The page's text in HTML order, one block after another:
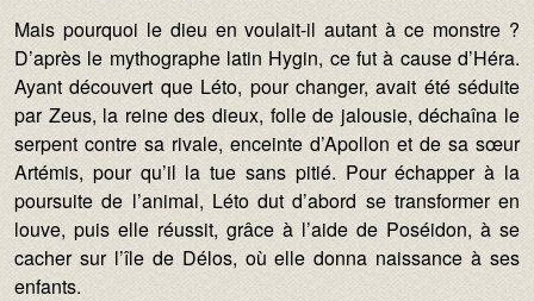
Mais pourquoi le dieu en voulait-il autant à ce monstre ?
D’après le mythographe latin Hygin, ce fut à cause d’Héra.
Ayant découvert que Léto, pour changer, avait été séduite
par Zeus, la reine des dieux, folle de jalousie, déchaîna le
serpent contre sa rivale, enceinte d’Apollon et de sa sœur
Artémis, pour qu’il la tue sans pitié. Pour échapper à la
poursuite de l’animal, Léto dut d’abord se transformer en
louve, puis elle réussit, grâce à l’aide de Poséidon, à se
cacher sur l’île de Délos, où elle donna naissance à ses
enfants.